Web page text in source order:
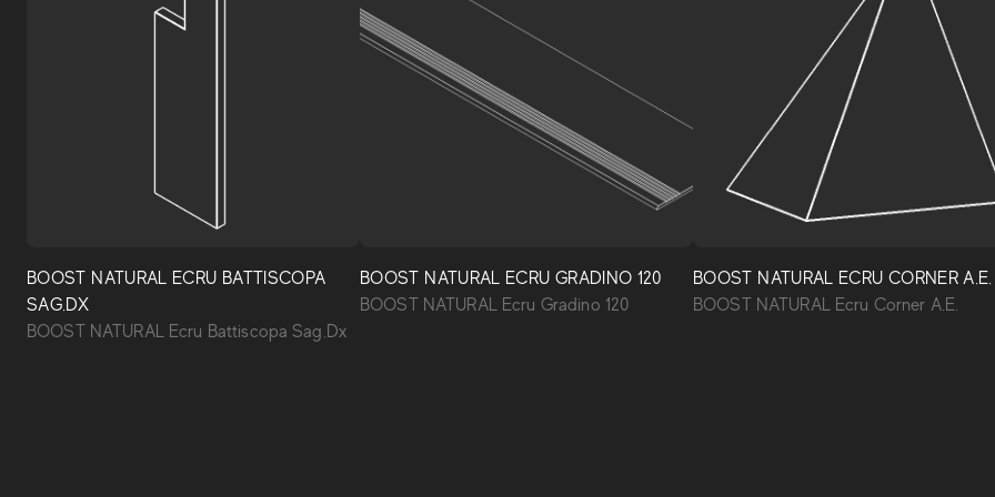
BOOST NATURAL ECRU BATTISCOPA
SAG.DX
BOOST NATURAL Ecru Battiscopa Sag.Dx
BOOST NATURAL ECRU GRADINO 120
BOOST NATURAL Ecru Gradino 120
BOOST NATURAL ECRU CORNER A.E.
BOOST NATURAL Ecru Corner A.E.